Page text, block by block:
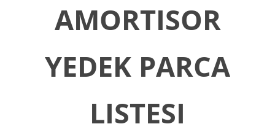
AMORTISOR
YEDEK PARCA
LISTESI